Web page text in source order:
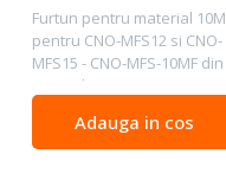
Furtun pentru material 10M
pentru CNO-MFS12 si CNO-
MFS15 - CNO-MFS-10MF din
gama de accesorii vopsire
specializat, de înaltă
durabilitate, conceput
Adauga in cos